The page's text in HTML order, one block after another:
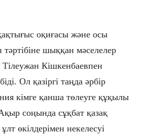
оқиғасы және осы
тәртібіне шыққан мәселелер
Тілеужан Кішкенбаевпен
Ол қазіргі таңда әрбір
кімге қанша төлеуге құқылы
соңында сұқбат қазақ
өкілдерімен некелесуі